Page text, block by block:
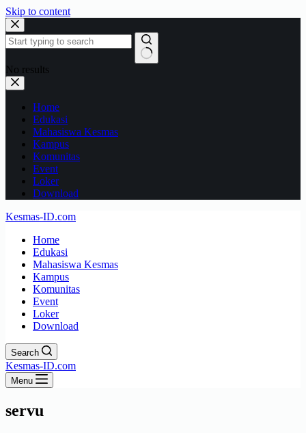
Skip to content
No results
Home
Edukasi
Mahasiswa Kesmas
Kampus
Komunitas
Event
Loker
Download
Kesmas-ID.com
Home
Edukasi
Mahasiswa Kesmas
Kampus
Komunitas
Event
Loker
Download
Search
Kesmas-ID.com
Menu
servu